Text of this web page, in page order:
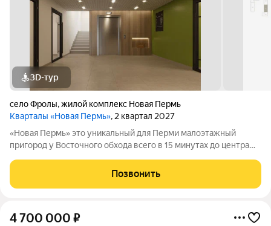
3D-тур
село Фролы,жилой комплекс Новая Пермь
Кварталы «Новая Пермь», 2 квартал 2027
«Новая Пермь» это уникальный для Перми малоэтажный
пригород у Восточного обхода всего в 15 минутах до центра
государственной программы КРТ. Сочетает в себе
преимущества загородной жизни с комфортом
Позвонить
4 700 000 ₽